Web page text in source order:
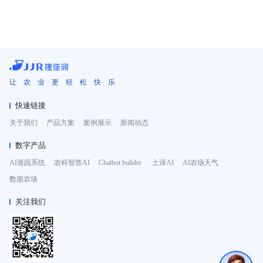
让 农 业 更 轻 松 快 乐
快速链接
关于我们 产品方案 案例展示 新闻动态
数字产品
AI巡园系统 农科智答AI Chatbot bulider 土谛AI
AI农场天气
数据农场
关注我们